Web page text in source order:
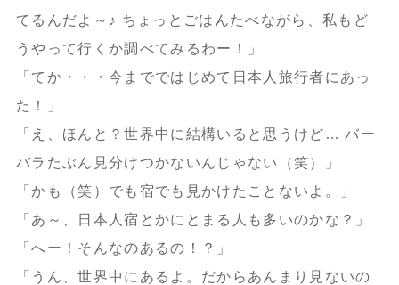
てるんだよ～♪ ちょっとごはんたべながら、私もど
うやって行くか調べてみるわー！」
「てか・・・今までではじめて日本人旅行者にあっ
た！」
「え、ほんと？世界中に結構いると思うけど… バー
バラたぶん見分けつかないんじゃない（笑）」
「かも（笑）でも宿でも見かけたことないよ。」
「あ～、日本人宿とかにとまる人も多いのかな？」
「へー！そんなのあるの！？」
「うん、世界中にあるよ。だからあんまり見ないの